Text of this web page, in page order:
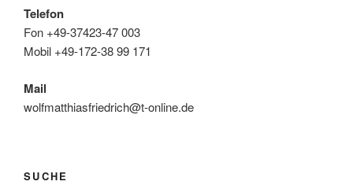
Telefon
Fon +49-37423-47 003
Mobil +49-172-38 99 171
Mail
wolfmatthiasfriedrich@t-online.de
SUCHE